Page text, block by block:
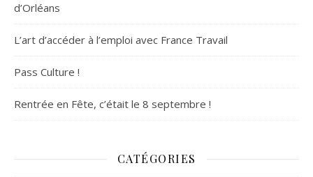
d’Orléans
L’art d’accéder à l’emploi avec France Travail
Pass Culture !
Rentrée en Fête, c’était le 8 septembre !
CATÉGORIES